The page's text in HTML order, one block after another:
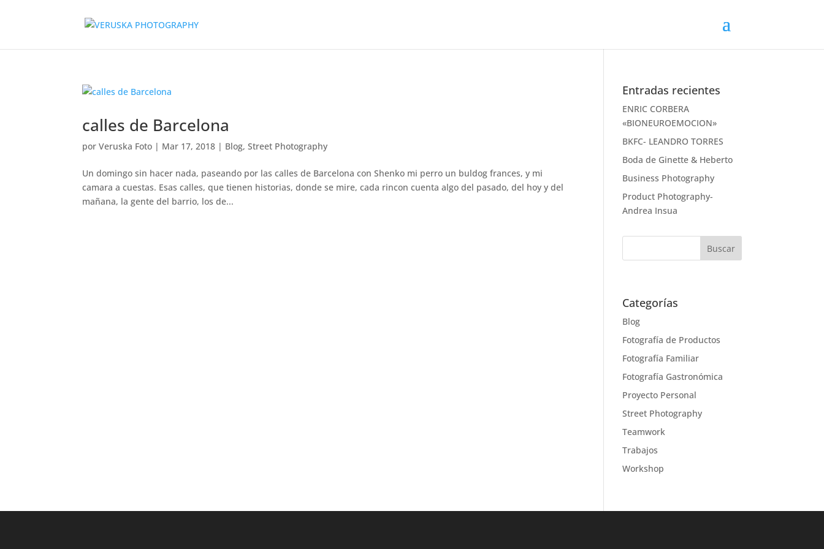
calles de Barcelona
porVeruska Foto | Mar 17, 2018 | Blog,Street Photography
Un domingo sin hacer nada, paseando por las calles de Barcelona con Shenko mi perro un buldog frances, y mi
camara a cuestas. Esas calles, que tienen historias, donde se mire, cada rincon cuenta algo del pasado, del hoy y del
mañana, la gente del barrio, los de...
Entradas recientes
ENRIC CORBERA
«BIONEUROEMOCION»
BKFC- LEANDRO TORRES
Boda de Ginette & Heberto
Business Photography
Product Photography-
Andrea Insua
Categorías
Blog
Fotografía de Productos
Fotografía Familiar
Fotografía Gastronómica
Proyecto Personal
Street Photography
Teamwork
Trabajos
Workshop